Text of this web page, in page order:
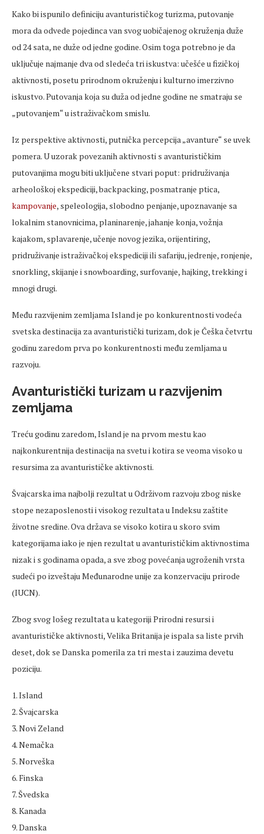
Kako bi ispunilo definiciju avanturističkog turizma, putovanje
mora da odvede pojedinca van svog uobičajenog okruženja duže
od 24 sata, ne duže od jedne godine. Osim toga potrebno je da
uključuje najmanje dva od sledeća tri iskustva: učešće u fizičkoj
aktivnosti, posetu prirodnom okruženju i kulturno imerzivno
iskustvo. Putovanja koja su duža od jedne godine ne smatraju se
„putovanjem“ u istraživačkom smislu.
Iz perspektive aktivnosti, putnička percepcija „avanture“ se uvek
pomera. U uzorak povezanih aktivnosti s avanturističkim
putovanjima mogu biti uključene stvari poput: pridruživanja
arheološkoj ekspediciji, backpacking, posmatranje ptica,
kampovanje, speleologija, slobodno penjanje, upoznavanje sa
lokalnim stanovnicima, planinarenje, jahanje konja, vožnja
kajakom, splavarenje, učenje novog jezika, orijentiring,
pridruživanje istraživačkoj ekspediciji ili safariju, jedrenje, ronjenje,
snorkling, skijanje i snowboarding, surfovanje, hajking, trekking i
mnogi drugi.
Među razvijenim zemljama Island je po konkurentnosti vodeća
svetska destinacija za avanturistički turizam, dok je Češka četvrtu
godinu zaredom prva po konkurentnosti među zemljama u
razvoju.
Avanturistički turizam u razvijenim
zemljama
Treću godinu zaredom, Island je na prvom mestu kao
najkonkurentnija destinacija na svetu i kotira se veoma visoko u
resursima za avanturističke aktivnosti.
Švajcarska ima najbolji rezultat u Održivom razvoju zbog niske
stope nezaposlenosti i visokog rezultata u Indeksu zaštite
životne sredine. Ova država se visoko kotira u skoro svim
kategorijama iako je njen rezultat u avanturističkim aktivnostima
nizak i s godinama opada, a sve zbog povećanja ugroženih vrsta
sudeći po izveštaju Međunarodne unije za konzervaciju prirode
(IUCN).
Zbog svog lošeg rezultata u kategoriji Prirodni resursi i
avanturističke aktivnosti, Velika Britanija je ispala sa liste prvih
deset, dok se Danska pomerila za tri mesta i zauzima devetu
poziciju.
1. Island
2. Švajcarska
3. Novi Zeland
4. Nemačka
5. Norveška
6. Finska
7. Švedska
8. Kanada
9. Danska